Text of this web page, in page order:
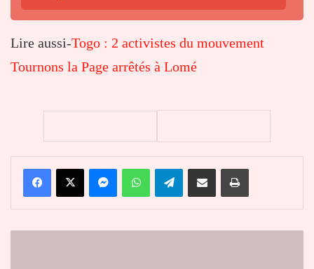
Lire aussi-Togo : 2 activistes du mouvement
Tournons la Page arrêtés à Lomé
FacebookX MessengerWhatsAppTelegramPartager par email Imprimer